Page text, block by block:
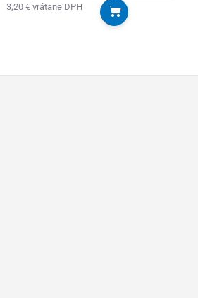
3,20 € vrátane DPH
Do košíka